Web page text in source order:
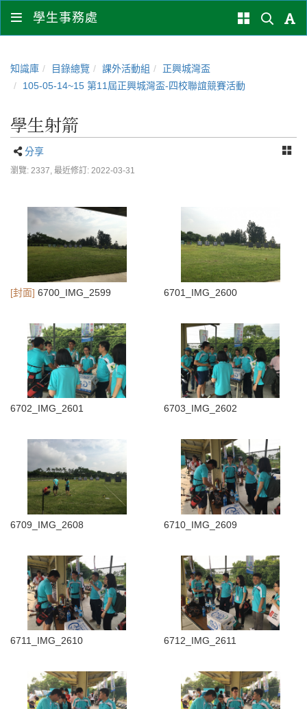
學生事務處
知識庫 目錄總覽 課外活動組
正興城灣盃
105-05-14~15 第11屆正興城灣盃-四校聯誼競賽活動
學生射箭
分享
瀏覽: 2337, 最近修訂: 2022-03-31
[封面] 6700_IMG_2599 6701_IMG_2600
6702_IMG_2601 6703_IMG_2602
6709_IMG_2608 6710_IMG_2609
6711_IMG_2610 6712_IMG_2611